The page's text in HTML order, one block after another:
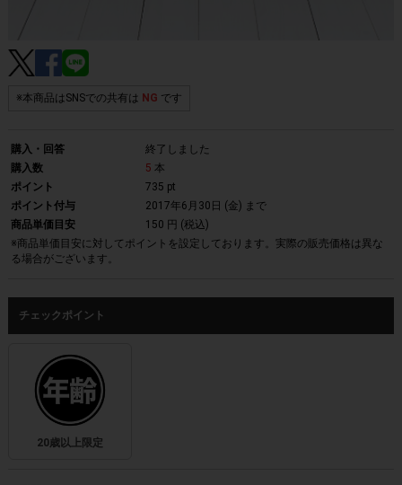
※本商品はSNSでの共有は NG です
購入・回答
終了しました
購入数
5 本
ポイント
735 pt
ポイント付与
2017年6月30日 (金) まで
商品単価目安
150 円 (税込)
※商品単価目安に対してポイントを設定しております。実際の販売価格は異な
る場合がございます。
チェックポイント
20歳以上限定